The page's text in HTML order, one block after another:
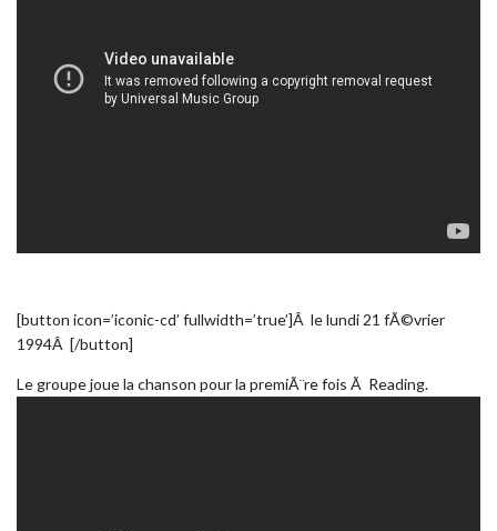
[button icon=’iconic-cd’ fullwidth=’true’]Â le lundi 21 fÃ©vrier
1994Â [/button]
Le groupe joue la chanson pour la premiÃ¨re fois Ã Reading.